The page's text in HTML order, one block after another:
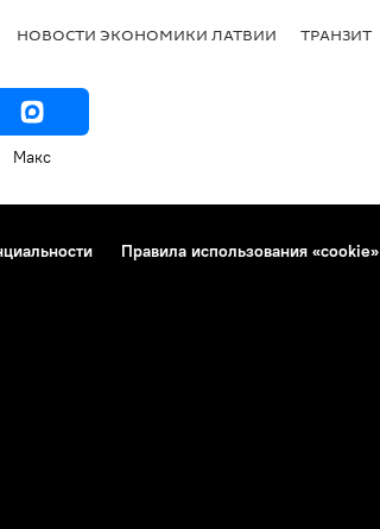
НОВОСТИ ЭКОНОМИКИ ЛАТВИИ ТРАНЗИТ
Макс
Правила использования «cookie»